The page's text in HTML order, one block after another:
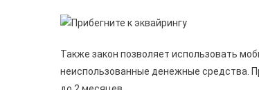
Также закон позволяет использовать
неиспользованные денежные средства.